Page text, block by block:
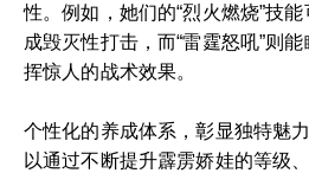
性。例如，她们的“烈火燃烧”技
成毁灭性打击，而“雷霆怒吼”则
挥惊人的战术效果。
个性化的养成体系，彰显独特魅
以通过不断提升霹雳娇娃的等级